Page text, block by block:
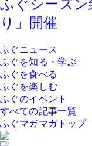
ふぐシーズ
り」開催
ふぐニュース
ふぐを知る・学ぶ
ふぐを食べる
ふぐを楽しむ
ふぐのイベント
すべての記事一覧
ふぐマガマガトップ